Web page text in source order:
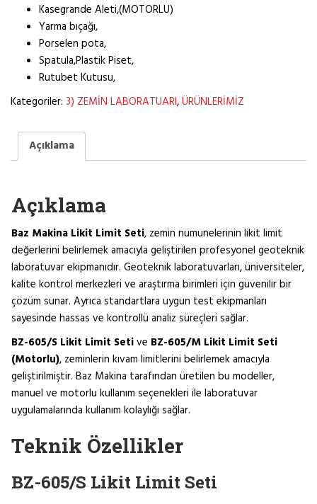
Kasegrande Aleti,(MOTORLU)
Yarma bıçağı,
Porselen pota,
Spatula,Plastik Piset,
Rutubet Kutusu,
Kategoriler: 3) ZEMİN LABORATUARI,ÜRÜNLERİMİZ
Açıklama
Açıklama
Baz Makina Likit Limit Seti, zemin numunelerinin likit limit
değerlerini belirlemek amacıyla geliştirilen profesyonel geoteknik
laboratuvar ekipmanıdır. Geoteknik laboratuvarları, üniversiteler,
kalite kontrol merkezleri ve araştırma birimleri için güvenilir bir
çözüm sunar. Ayrıca standartlara uygun test ekipmanları
sayesinde hassas ve kontrollü analiz süreçleri sağlar.
BZ-605/S Likit Limit Setive BZ-605/M Likit Limit Seti
(Motorlu), zeminlerin kıvam limitlerini belirlemek amacıyla
geliştirilmiştir. Baz Makina tarafından üretilen bu modeller,
manuel ve motorlu kullanım seçenekleri ile laboratuvar
uygulamalarında kullanım kolaylığı sağlar.
Teknik Özellikler
BZ-605/S Likit Limit Seti